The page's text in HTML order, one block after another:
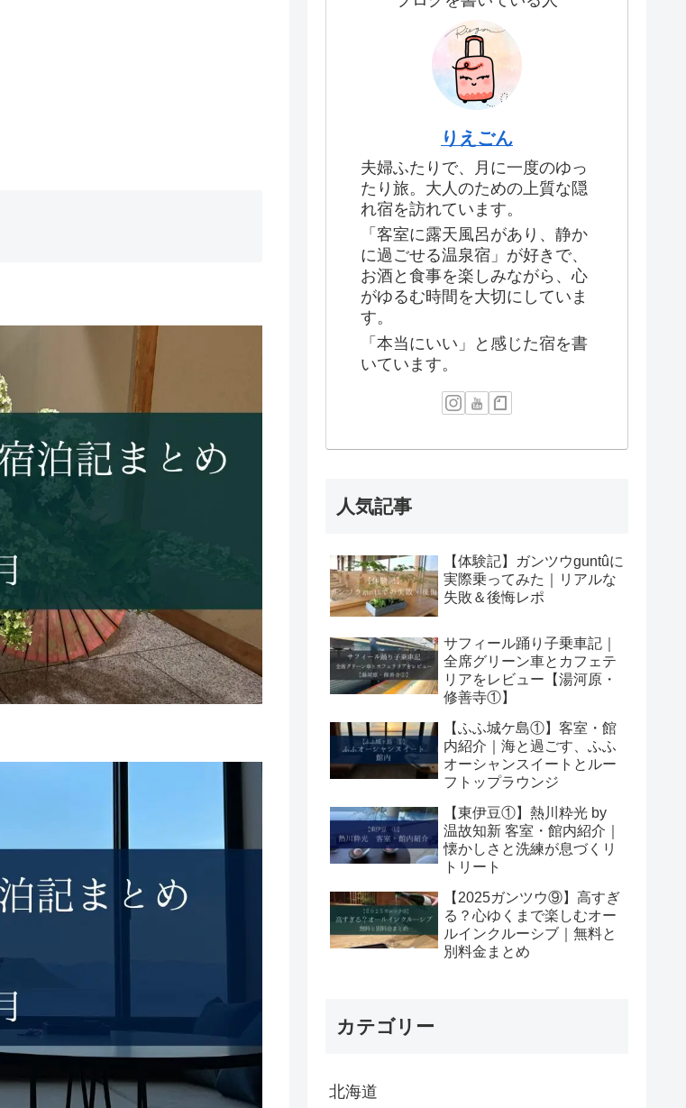
りえごん
夫婦ふたりで、月に一度のゆっ
たり旅。大人のための上質な隠
れ宿を訪れています。
「客室に露天風呂があり、静か
に過ごせる温泉宿」が好きで、
お酒と食事を楽しみながら、心
がゆるむ時間を大切にしていま
す。
「本当にいい」と感じた宿を書
いています。
人気記事
【体験記】ガンツウguntûに
実際乗ってみた｜リアルな
失敗＆後悔レポ
サフィール踊り子乗車記｜
全席グリーン車とカフェテ
リアをレビュー【湯河原・
修善寺①】
【ふふ城ケ島①】客室・館
内紹介｜海と過ごす、ふふ
オーシャンスイートとルー
フトップラウンジ
【東伊豆①】熱川粋光 by
温故知新 客室・館内紹介｜
懐かしさと洗練が息づくリ
トリート
【2025ガンツウ⑨】高すぎ
る？心ゆくまで楽しむオー
ルインクルーシブ｜無料と
別料金まとめ
カテゴリー
北海道